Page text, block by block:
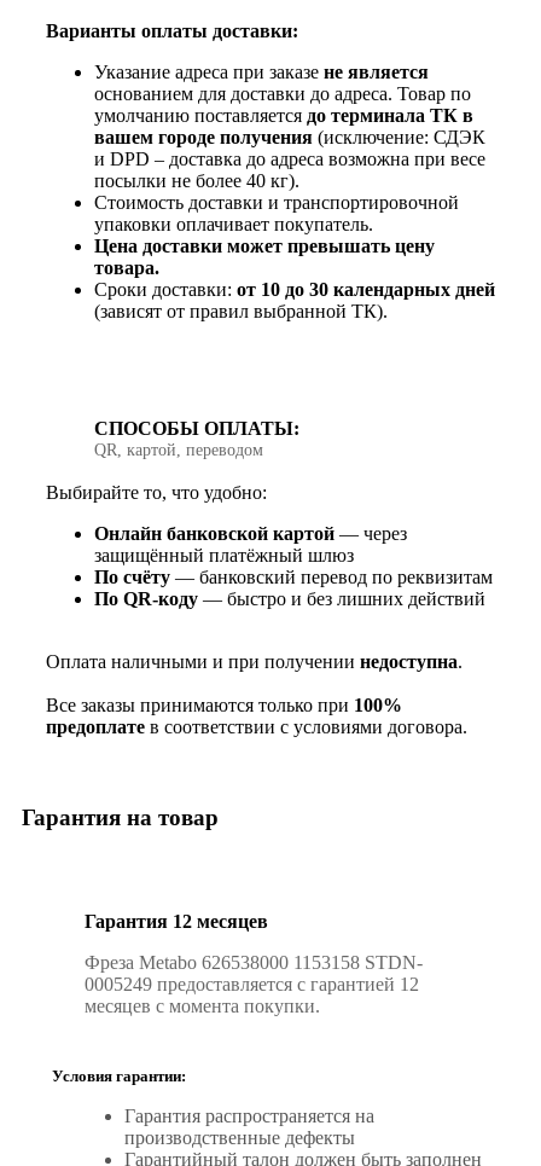
Варианты оплаты доставки:
Указание адреса при заказе не является
основанием для доставки до адреса. Товар по
умолчанию поставляется до терминала ТК в
вашем городе получения (исключение: СДЭК
и DPD – доставка до адреса возможна при весе
посылки не более 40 кг).
Стоимость доставки и транспортировочной
упаковки оплачивает покупатель.
Цена доставки может превышать цену
товара.
Сроки доставки: от 10 до 30 календарных дней
(зависят от правил выбранной ТК).
СПОСОБЫ ОПЛАТЫ:
QR, картой, переводом
Выбирайте то, что удобно:
Онлайн банковской картой — через
защищённый платёжный шлюз
По счёту — банковский перевод по реквизитам
По QR‑коду — быстро и без лишних действий
Оплата наличными и при получении недоступна.
Все заказы принимаются только при 100%
предоплате в соответствии с условиями договора.
Гарантия на товар
Гарантия 12 месяцев
Фреза Metabo 626538000 1153158 STDN-
0005249 предоставляется с гарантией 12
месяцев с момента покупки.
Условия гарантии:
Гарантия распространяется на
производственные дефекты
Гарантийный талон должен быть заполнен